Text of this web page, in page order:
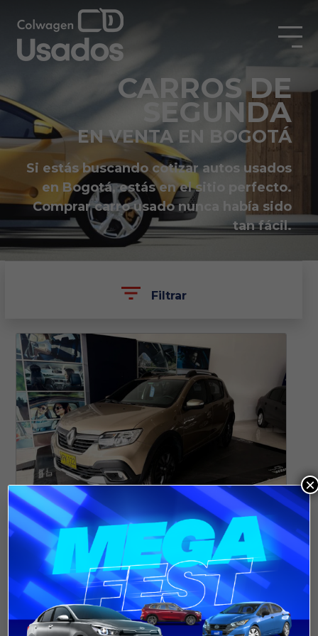
CARROS DE
SEGUNDA
EN VENTA EN BOGOTÁ
Si estás buscando cotizar autos usados
en Bogotá, estás en el sitio perfecto.
Comprar carro usado nunca había sido
tan fácil.
Filtrar
Renault Stepway 1.6 Zen
2022/ 50088 Km
$ 65.900.000
×